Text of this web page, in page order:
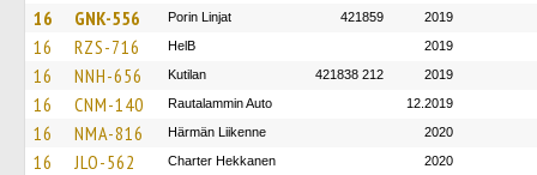
16 GNK-556 Porin Linjat 421859 2019
16 RZS-716 HelB 2019
16 NNH-656 Kutilan 421838 212 2019
16 CNM-140 Rautalammin Auto 12.2019
16 NMA-816 Härmän Liikenne 2020
16 JLO-562 Charter Hekkanen 2020